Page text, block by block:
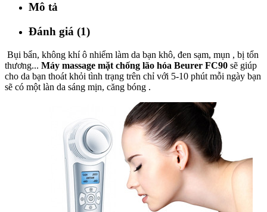
Mô tả
Đánh giá (1)
Bụi bẩn, không khí ô nhiểm làm da bạn khô, đen sạm, mụn , bị tổn
thương... Máy massage mặt chống lão hóa Beurer FC90 sẽ giúp
cho da bạn thoát khỏi tình trạng trên chỉ với 5-10 phút mỗi ngày bạn
sẽ có một làn da sáng mịn, căng bóng .